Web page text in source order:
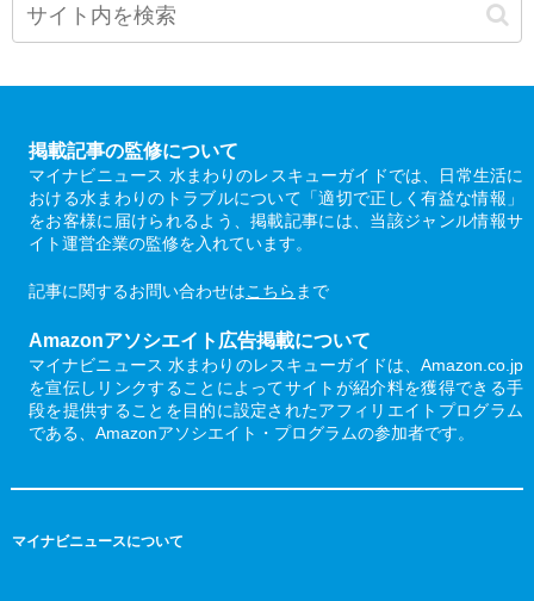
掲載記事の監修について
マイナビニュース 水まわりのレスキューガイドでは、日常生活に
おける水まわりのトラブルについて「適切で正しく有益な情報」
をお客様に届けられるよう、掲載記事には、当該ジャンル情報サ
イト運営企業の監修を入れています。
記事に関するお問い合わせはこちら まで
Amazonアソシエイト広告掲載について
マイナビニュース 水まわりのレスキューガイドは、Amazon.co.jp
を宣伝しリンクすることによってサイトが紹介料を獲得できる手
段を提供することを目的に設定されたアフィリエイトプログラム
である、Amazonアソシエイト・プログラムの参加者です。
マイナビニュースについて